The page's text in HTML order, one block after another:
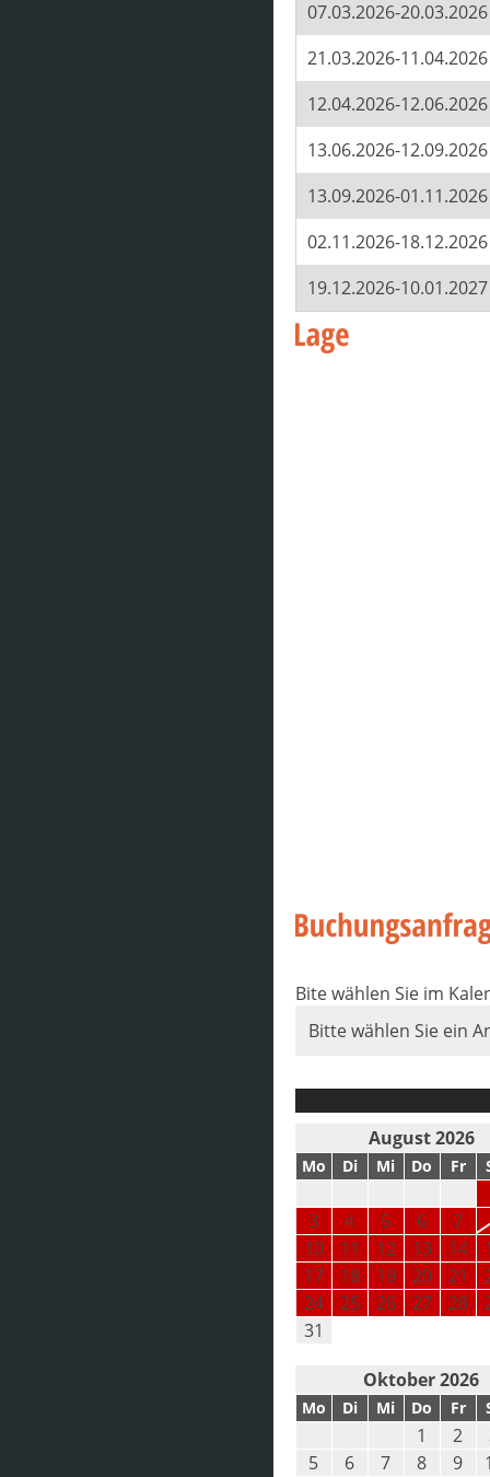
07.03.2026-20.03.2026
21.03.2026-11.04.2026
12.04.2026-12.06.2026
13.06.2026-12.09.2026
13.09.2026-01.11.2026
02.11.2026-18.12.2026
19.12.2026-10.01.2027
Bite wählen Sie im
Bitte wählen Sie ein
August 2026
Mo Di Mi Do Fr
3
4 5 6 7
10
11 12 13 14
17
18 19 20 21
24
25 26 27 28
31
Oktober 2026
Mo Di Mi Do Fr
1 2
5
6 7 8 9